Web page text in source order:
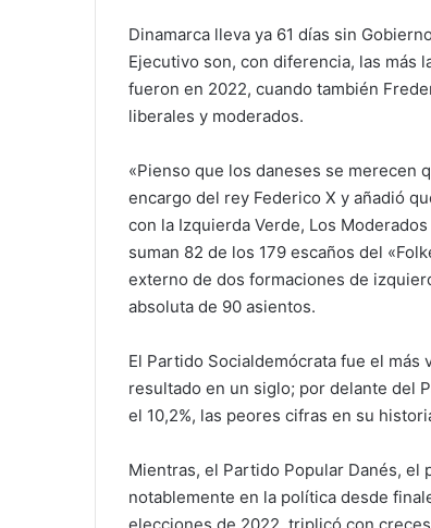
Dinamarca lleva ya 61 días sin
Ejecutivo son, con diferencia, las más
fueron en 2022, cuando también
liberales y moderados.
«Pienso que los daneses se merecen
encargo del rey Federico X y añadió
con la Izquierda Verde, Los
suman 82 de los 179 escaños del
externo de dos formaciones de
absoluta de 90 asientos.
El Partido Socialdemócrata fue el más
resultado en un siglo; por delante del
el 10,2%, las peores cifras en su
Mientras, el Partido Popular Danés,
notablemente en la política desde